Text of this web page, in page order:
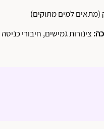
(מתאים למים מתוקים)
צינורות גמישים, חיבורי